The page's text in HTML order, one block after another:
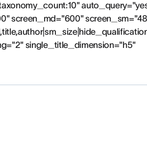
screen_md="600"
single_title_dimension="h5"